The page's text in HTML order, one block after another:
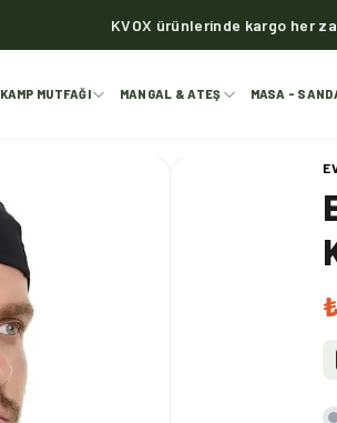
KVOX ürünlerinde kargo her
KAMP MUTFAĞI MANGAL & ATEŞ MASA -